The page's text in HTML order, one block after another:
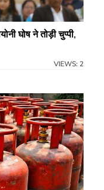
घोष ने तोड़ी चुप्पी,
VIEWS: 2